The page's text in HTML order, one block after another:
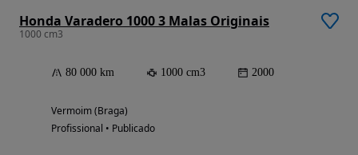
Honda Varadero 1000 3 Malas Originais
1000 cm3
80 000 km 1000 cm3 2000
Vermoim (Braga)
Profissional • Publicado